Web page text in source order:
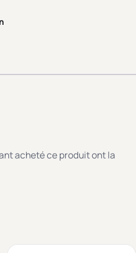
acheté ce produit ont la